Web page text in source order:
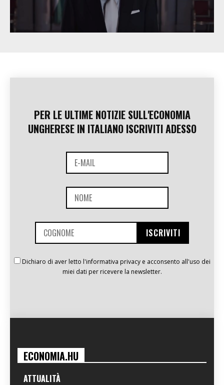
PER LE ULTIME NOTIZIE SULL'ECONOMIA
UNGHERESE IN ITALIANO ISCRIVITI ADESSO
Dichiaro di aver letto l'informativa privacy e acconsento all'uso dei
miei dati per ricevere la newsletter.
ECONOMIA.HU
ATTUALITÀ